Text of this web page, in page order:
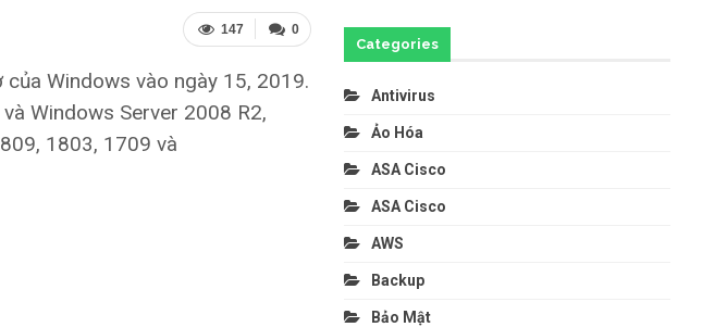
0
147
Windows vào ngày 15, 2019.
Windows Server 2008 R2,
1803, 1709 và
Categories
Antivirus
Ảo Hóa
ASA Cisco
ASA Cisco
AWS
Backup
Bảo Mật